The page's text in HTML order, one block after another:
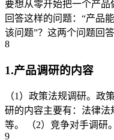
要想从零开始把一个产
回答这样的问题：“产品
该问题”？这两个问题回
8
1.产品调研的内容
（1）政策法规调研。政
研的内容主要有：法律
等。 （2）竞争对手调研
9